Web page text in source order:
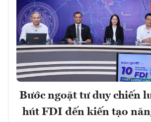
Bước ngoặt tư duy chiến
hút FDI đến kiến tạo